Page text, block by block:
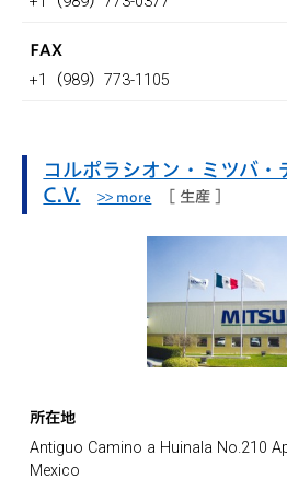
FAX
+1（989）773-1105
コルポラシオン・ミツバ
C.V.
[ 生産 ]
所在地
Antiguo Camino a Huinala No.210
Mexico